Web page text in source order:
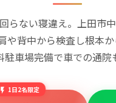
らない寝違え。上田市
や背中から検査し根本
駐車場完備で車での通院
1日2名限定